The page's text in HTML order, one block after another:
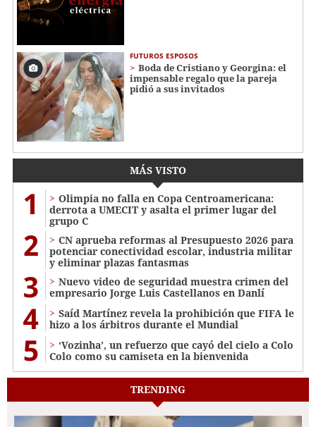
FUTUROS ESPOSOS
Boda de Cristiano y Georgina: el
impensable regalo que la pareja
pidió a sus invitados
MÁS VISTO
1
Olimpia no falla en Copa Centroamericana:
derrota a UMECIT y asalta el primer lugar del
grupo C
2
CN aprueba reformas al Presupuesto 2026 para
potenciar conectividad escolar, industria militar
y eliminar plazas fantasmas
3
Nuevo video de seguridad muestra crimen del
empresario Jorge Luis Castellanos en Danlí
4
Saíd Martínez revela la prohibición que FIFA le
hizo a los árbitros durante el Mundial
5
‘Vozinha’, un refuerzo que cayó del cielo a Colo
Colo como su camiseta en la bienvenida
TRENDING